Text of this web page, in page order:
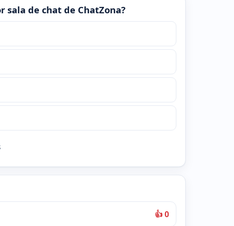
sala de chat de ChatZona?
👍 0